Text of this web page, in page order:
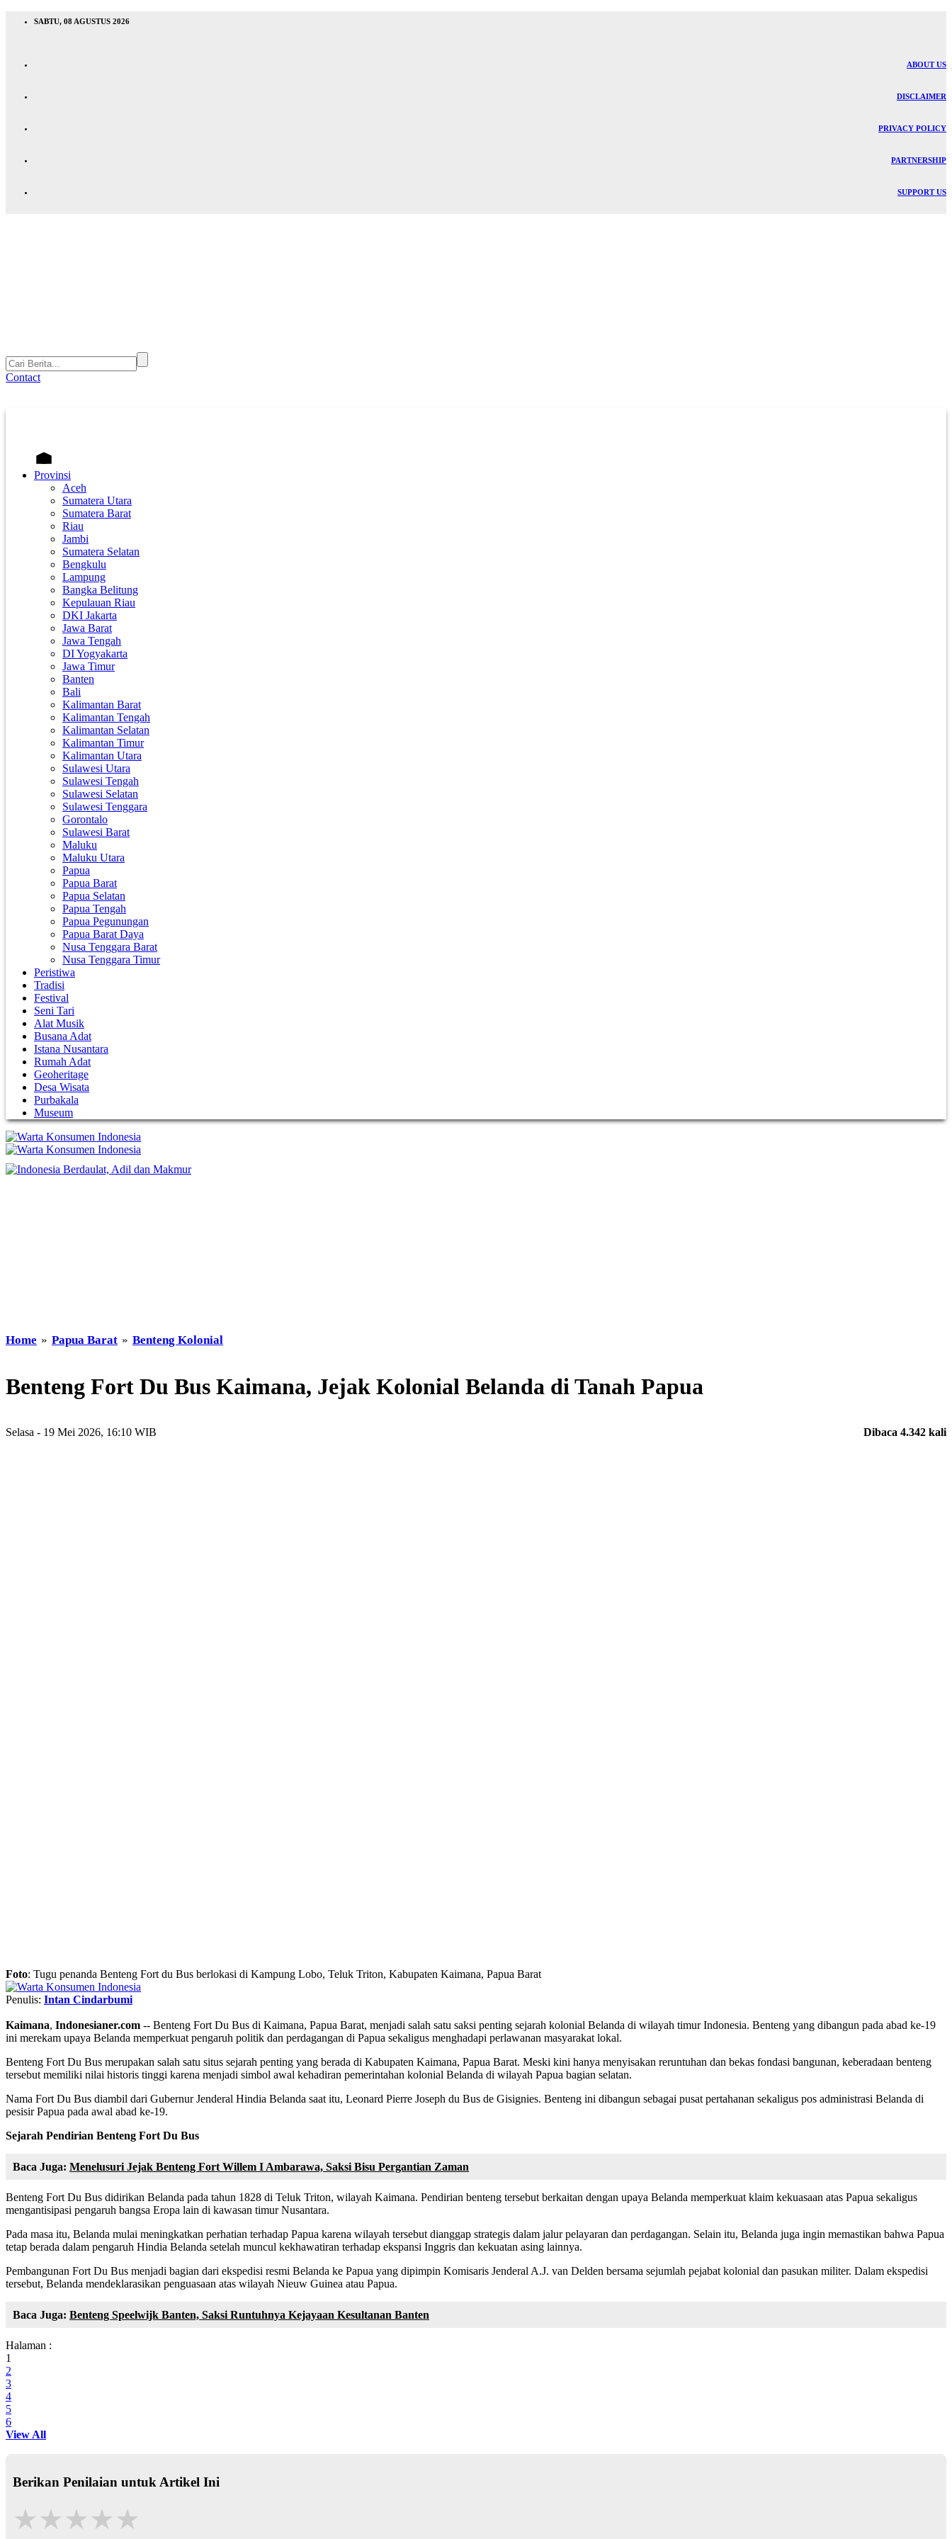
SABTU, 08 AGUSTUS 2026
ABOUT US
DISCLAIMER
PRIVACY POLICY
PARTNERSHIP
SUPPORT US
Contact
Provinsi
Aceh
Sumatera Utara
Sumatera Barat
Riau
Jambi
Sumatera Selatan
Bengkulu
Lampung
Bangka Belitung
Kepulauan Riau
DKI Jakarta
Jawa Barat
Jawa Tengah
DI Yogyakarta
Jawa Timur
Banten
Bali
Kalimantan Barat
Kalimantan Tengah
Kalimantan Selatan
Kalimantan Timur
Kalimantan Utara
Sulawesi Utara
Sulawesi Tengah
Sulawesi Selatan
Sulawesi Tenggara
Gorontalo
Sulawesi Barat
Maluku
Maluku Utara
Papua
Papua Barat
Papua Selatan
Papua Tengah
Papua Pegunungan
Papua Barat Daya
Nusa Tenggara Barat
Nusa Tenggara Timur
Peristiwa
Tradisi
Festival
Seni Tari
Alat Musik
Busana Adat
Istana Nusantara
Rumah Adat
Geoheritage
Desa Wisata
Purbakala
Museum
Home » Papua Barat » Benteng Kolonial
Benteng Fort Du Bus Kaimana, Jejak Kolonial Belanda di Tanah Papua
Selasa - 19 Mei 2026, 16:10 WIB Dibaca 4.342 kali
Foto: Tugu penanda Benteng Fort du Bus berlokasi di Kampung Lobo, Teluk Triton, Kabupaten Kaimana, Papua Barat
Penulis: Intan Cindarbumi
Kaimana, Indonesianer.com -- Benteng Fort Du Bus di Kaimana, Papua Barat, menjadi salah satu saksi penting sejarah kolonial Belanda di wilayah timur Indonesia. Benteng yang dibangun pada abad ke-19
ini merekam upaya Belanda memperkuat pengaruh politik dan perdagangan di Papua sekaligus menghadapi perlawanan masyarakat lokal.
Benteng Fort Du Bus merupakan salah satu situs sejarah penting yang berada di Kabupaten Kaimana, Papua Barat. Meski kini hanya menyisakan reruntuhan dan bekas fondasi bangunan, keberadaan benteng
tersebut memiliki nilai historis tinggi karena menjadi simbol awal kehadiran pemerintahan kolonial Belanda di wilayah Papua bagian selatan.
Nama Fort Du Bus diambil dari Gubernur Jenderal Hindia Belanda saat itu, Leonard Pierre Joseph du Bus de Gisignies. Benteng ini dibangun sebagai pusat pertahanan sekaligus pos administrasi Belanda di
pesisir Papua pada awal abad ke-19.
Sejarah Pendirian Benteng Fort Du Bus
Baca Juga: Menelusuri Jejak Benteng Fort Willem I Ambarawa, Saksi Bisu Pergantian Zaman
Benteng Fort Du Bus didirikan Belanda pada tahun 1828 di Teluk Triton, wilayah Kaimana. Pendirian benteng tersebut berkaitan dengan upaya Belanda memperkuat klaim kekuasaan atas Papua sekaligus
mengantisipasi pengaruh bangsa Eropa lain di kawasan timur Nusantara.
Pada masa itu, Belanda mulai meningkatkan perhatian terhadap Papua karena wilayah tersebut dianggap strategis dalam jalur pelayaran dan perdagangan. Selain itu, Belanda juga ingin memastikan bahwa Papua
tetap berada dalam pengaruh Hindia Belanda setelah muncul kekhawatiran terhadap ekspansi Inggris dan kekuatan asing lainnya.
Pembangunan Fort Du Bus menjadi bagian dari ekspedisi resmi Belanda ke Papua yang dipimpin Komisaris Jenderal A.J. van Delden bersama sejumlah pejabat kolonial dan pasukan militer. Dalam ekspedisi
tersebut, Belanda mendeklarasikan penguasaan atas wilayah Nieuw Guinea atau Papua.
Baca Juga: Benteng Speelwijk Banten, Saksi Runtuhnya Kejayaan Kesultanan Banten
Halaman :
1
2
3
4
5
6
View All
Berikan Penilaian untuk Artikel Ini
★★★★★